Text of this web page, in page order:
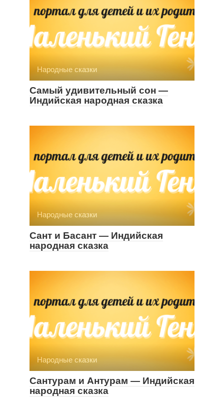
Народные сказки
Самый удивительный сон —
Индийская народная сказка
Народные сказки
Сант и Басант — Индийская
народная сказка
Народные сказки
Сантурам и Антурам — Индийская
народная сказка